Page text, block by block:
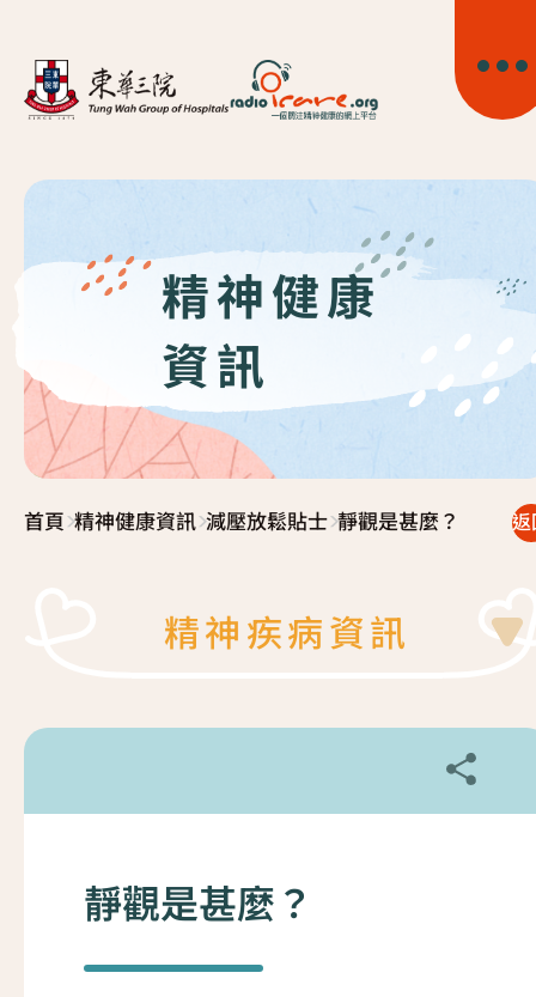
關於我們
精神健康資訊
精神疾病資訊
減壓放鬆貼士
東華心靈幹線
服務日程表
「心聆嚮導」免費輔導計劃
照顧者故事分享
「歇一歇」照顧者資源中心
最新消息
聯絡我們
精神健康
資訊
首頁>精神健康資訊>減壓放鬆貼士>靜觀是甚麼？ 返
精神疾病資訊
靜觀是甚麼？